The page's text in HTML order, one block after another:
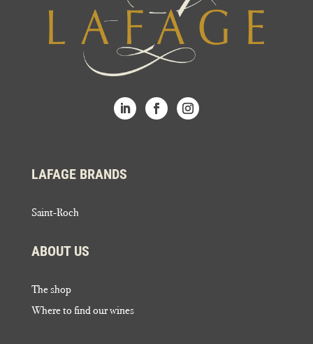
LAFAGE BRANDS
Saint-Roch
ABOUT US
The shop
Where to find our wines